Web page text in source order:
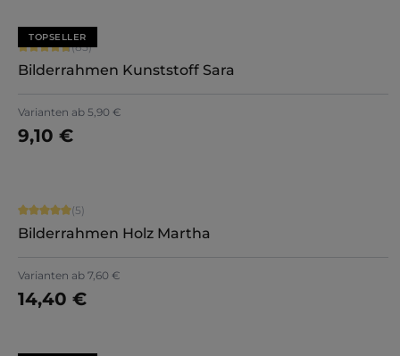
TOPSELLER
Durchschnittliche Bewertung von 4.71 von 5 Sternen
(85)
Bilderrahmen Kunststoff Sara
Varianten ab 5,90 €
9,10 €
Jetzt konfigurieren
Durchschnittliche Bewertung von 5 von 5 Sternen
(5)
Bilderrahmen Holz Martha
Varianten ab 7,60 €
14,40 €
Jetzt konfigurieren